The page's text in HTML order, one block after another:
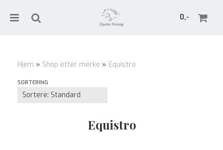
0,-
Hjem » Shop etter merke » Equistro
SORTERING
Equistro